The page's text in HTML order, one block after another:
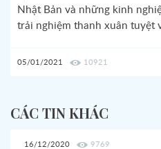
Nhật Bản và những kinh
trải nghiệm thanh xuân tuyệt
05/01/2021 10921
CÁC TIN KHÁC
16/12/2020 9769